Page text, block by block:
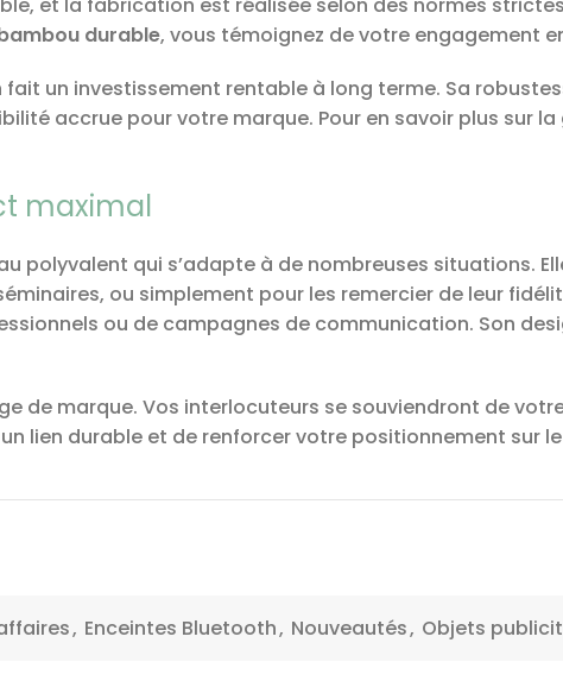
durable, vous témoignez de votre engagement
un investissement rentable à long terme. Sa
accrue pour votre marque. Pour en savoir plus sur
maximal
polyvalent qui s’adapte à de nombreuses situations.
ou simplement pour les remercier de leur
ou de campagnes de communication. Son
de marque. Vos interlocuteurs se souviendront de
lien durable et de renforcer votre positionnement sur
, Enceintes Bluetooth, Nouveautés, Objets